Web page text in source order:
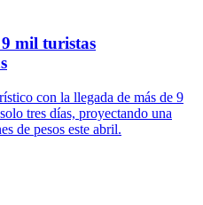
mil turistas
con la llegada de más de 9
tres días, proyectando una
de pesos este abril.